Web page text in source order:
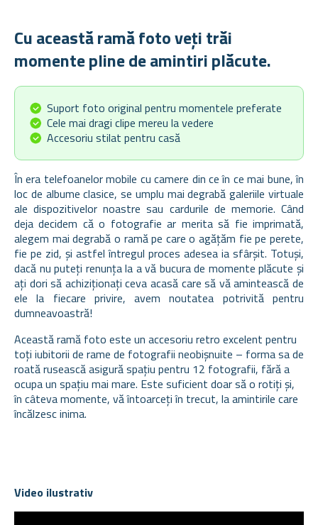
Cu această ramă foto veți trăi
momente pline de amintiri plăcute.
Suport foto original pentru momentele preferate
Cele mai dragi clipe mereu la vedere
Accesoriu stilat pentru casă
În era telefoanelor mobile cu camere din ce în ce mai bune, în
loc de albume clasice, se umplu mai degrabă galeriile virtuale
ale dispozitivelor noastre sau cardurile de memorie. Când
deja decidem că o fotografie ar merita să fie imprimată,
alegem mai degrabă o ramă pe care o agățăm fie pe perete,
fie pe zid, și astfel întregul proces adesea ia sfârșit. Totuși,
dacă nu puteți renunța la a vă bucura de momente plăcute și
ați dori să achiziționați ceva acasă care să vă amintească de
ele la fiecare privire, avem noutatea potrivită pentru
dumneavoastră!
Această ramă foto este un accesoriu retro excelent pentru
toți iubitorii de rame de fotografii neobișnuite – forma sa de
roată rusească asigură spațiu pentru 12 fotografii, fără a
ocupa un spațiu mai mare. Este suficient doar să o rotiți și,
în câteva momente, vă întoarceți în trecut, la amintirile care
încălzesc inima.
Video ilustrativ